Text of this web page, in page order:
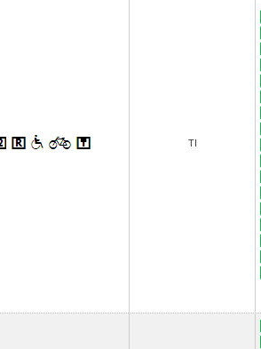
TI